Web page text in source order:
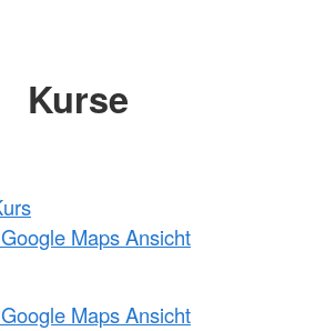
Kurse
Maps Ansicht
Maps Ansicht